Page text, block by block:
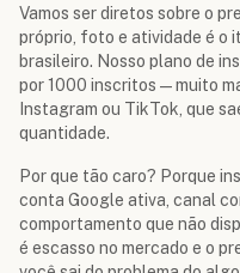
Vamos ser diretos sobre o
próprio, foto e atividade é o
brasileiro. Nosso plano de
por 1000 inscritos — muito
Instagram ou TikTok, que
quantidade.
Por que tão caro? Porque
conta Google ativa, canal
comportamento que não
é escasso no mercado e o